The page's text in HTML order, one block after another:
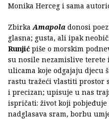
Monika Herceg i sama
Zbirka Amapola donosi
glasna; gusta, ali ipak
Runjić piše o morskim
su nosile nezamislive terete
ulicama koje odgajaju djecu
rastu tražeći vlastiti prostor
i precizan; upisuje u nas
ispričati: život koji
nadglasava sram, borbu